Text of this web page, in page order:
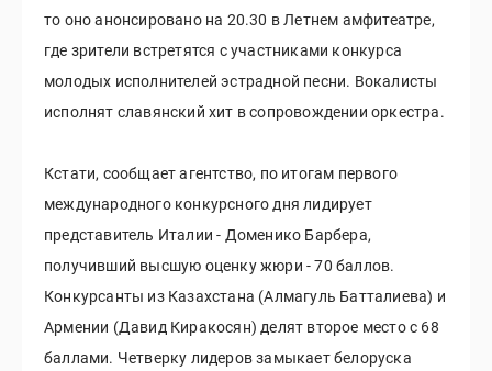
то оно анонсировано на 20.30 в Летнем амфитеатре,
где зрители встретятся с участниками конкурса
молодых исполнителей эстрадной песни. Вокалисты
исполнят славянский хит в сопровождении оркестра.
Кстати, сообщает агентство, по итогам первого
международного конкурсного дня лидирует
представитель Италии - Доменико Барбера,
получивший высшую оценку жюри - 70 баллов.
Конкурсанты из Казахстана (Алмагуль Батталиева) и
Армении (Давид Киракосян) делят второе место с 68
баллами. Четверку лидеров замыкает белоруска